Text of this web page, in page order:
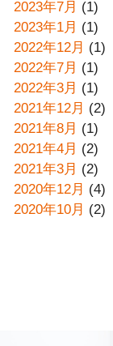
2023年7月 (1)
2023年1月 (1)
2022年12月 (1)
2022年7月 (1)
2022年3月 (1)
2021年12月 (2)
2021年8月 (1)
2021年4月 (2)
2021年3月 (2)
2020年12月 (4)
2020年10月 (2)